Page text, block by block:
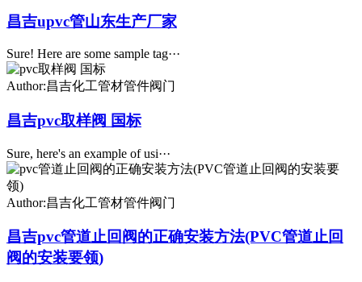
昌吉upvc管山东生产厂家
Sure! Here are some sample tag···
Author:昌吉化工管材管件阀门
昌吉pvc取样阀 国标
Sure, here's an example of usi···
Author:昌吉化工管材管件阀门
昌吉pvc管道止回阀的正确安装方法(PVC管道止回
阀的安装要领)